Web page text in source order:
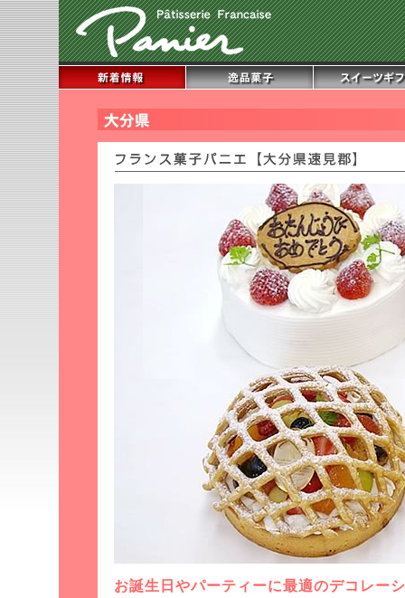
お誕生日やパーティーに最適のデコレー